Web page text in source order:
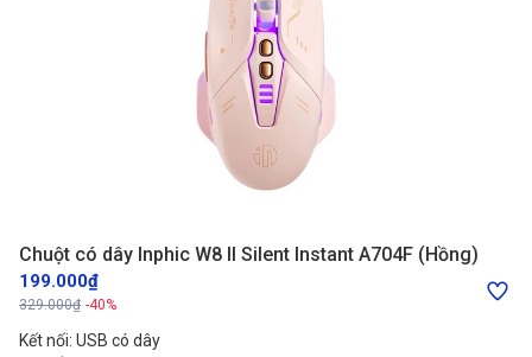
Chuột có dây Inphic W8 II Silent Instant A704F (Hồng)
199.000₫
329.000₫ -40%
Kết nối: USB có dây